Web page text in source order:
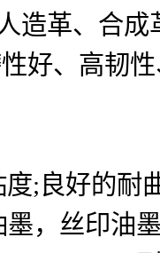
造革、合
好、高韧
;良好的耐
，丝印油